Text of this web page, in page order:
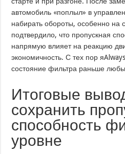
автомобиль «поплыл» в
набирать обороты, особенно на
подтвердило, что пропускная
напрямую влияет на реакцию
экономичность. С тех пор
состояние фильтра раньше
Итоговые
сохранить
способность
уровне